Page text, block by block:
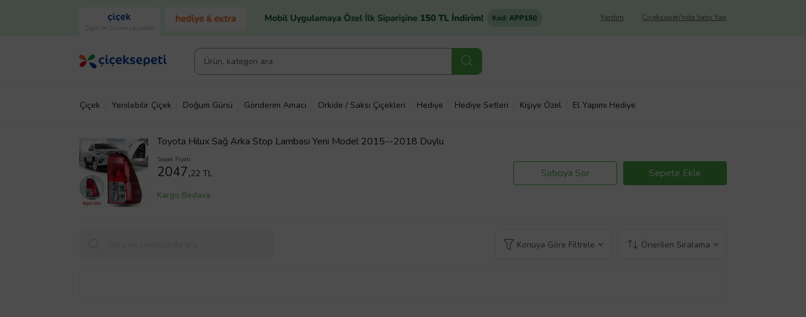
Çiçek ve Gurme Lezzetler
Çiçeksepeti'nde Satış Yap
Yardım
Çiçek Yenilebilir Çiçek Doğum Günü Gönderim Amacı Orkide / Saksı Çiçekleri Hediye Hediye Setleri Kişiye Özel El Yapımı Hediye
Toyota Hilux Sağ Arka Stop Lambası Yeni Model 2015--2018 Duylu
Sepet Fiyatı
2047,22 TL
Kargo Bedava
Satıcıya Sor Sepete Ekle
Konuya Göre Filtrele Önerilen Sıralama